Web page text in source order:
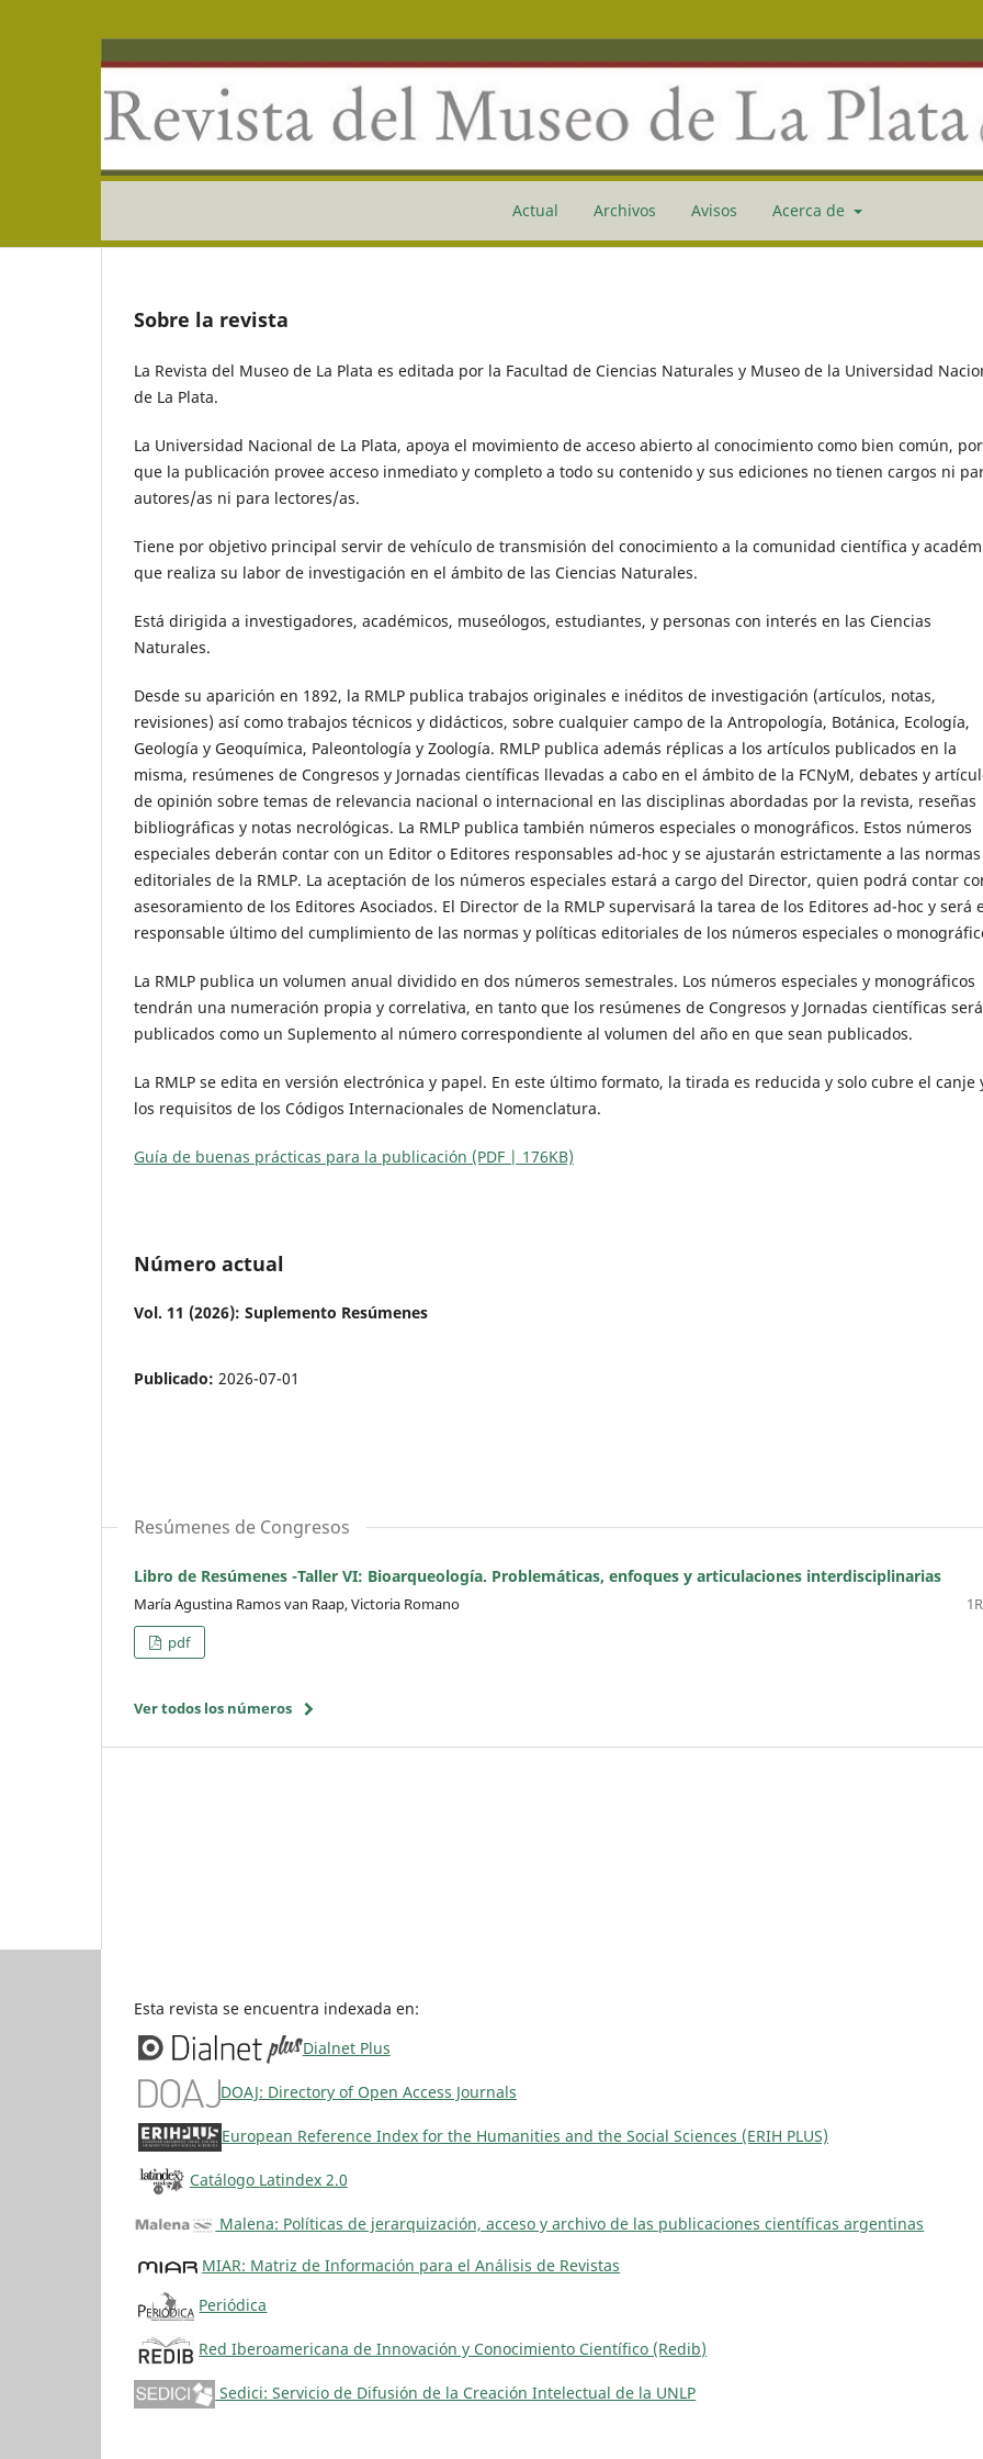
Actual Archivos Avisos Acerca de
Sobre la revista
La Revista del Museo de La Plata es editada por la Facultad de Ciencias Naturales y Museo de la Universidad
de La Plata.
La Universidad Nacional de La Plata, apoya el movimiento de acceso abierto al conocimiento como bien común,
que la publicación provee acceso inmediato y completo a todo su contenido y sus ediciones no tienen cargos ni
autores/as ni para lectores/as.
Tiene por objetivo principal servir de vehículo de transmisión del conocimiento a la comunidad científica y
que realiza su labor de investigación en el ámbito de las Ciencias Naturales.
Está dirigida a investigadores, académicos, museólogos, estudiantes, y personas con interés en las Ciencias
Naturales.
Desde su aparición en 1892, la RMLP publica trabajos originales e inéditos de investigación (artículos, notas,
revisiones) así como trabajos técnicos y didácticos, sobre cualquier campo de la Antropología, Botánica, Ecología,
Geología y Geoquímica, Paleontología y Zoología. RMLP publica además réplicas a los artículos publicados en la
misma, resúmenes de Congresos y Jornadas científicas llevadas a cabo en el ámbito de la FCNyM, debates y
de opinión sobre temas de relevancia nacional o internacional en las disciplinas abordadas por la revista, reseñas
bibliográficas y notas necrológicas. La RMLP publica también números especiales o monográficos. Estos números
especiales deberán contar con un Editor o Editores responsables ad-hoc y se ajustarán estrictamente a las normas
editoriales de la RMLP. La aceptación de los números especiales estará a cargo del Director, quien podrá contar
asesoramiento de los Editores Asociados. El Director de la RMLP supervisará la tarea de los Editores ad-hoc y será
responsable último del cumplimiento de las normas y políticas editoriales de los números especiales o
La RMLP publica un volumen anual dividido en dos números semestrales. Los números especiales y monográficos
tendrán una numeración propia y correlativa, en tanto que los resúmenes de Congresos y Jornadas científicas
publicados como un Suplemento al número correspondiente al volumen del año en que sean publicados.
La RMLP se edita en versión electrónica y papel. En este último formato, la tirada es reducida y solo cubre el canje
los requisitos de los Códigos Internacionales de Nomenclatura.
Guía de buenas prácticas para la publicación (PDF | 176KB)
Número actual
Vol. 11 (2026): Suplemento Resúmenes
Publicado: 2026-07-01
Resúmenes de Congresos
Libro de Resúmenes -Taller VI: Bioarqueología. Problemáticas, enfoques y articulaciones interdisciplinarias
María Agustina Ramos van Raap, Victoria Romano
pdf
Ver todos los números
Esta revista se encuentra indexada en:
Dialnet Plus
DOAJ: Directory of Open Access Journals
European Reference Index for the Humanities and the Social Sciences (ERIH PLUS)
Catálogo Latindex 2.0
Malena: Políticas de jerarquización, acceso y archivo de las publicaciones científicas argentinas
MIAR: Matriz de Información para el Análisis de Revistas
Periódica
Red Iberoamericana de Innovación y Conocimiento Científico (Redib)
Sedici: Servicio de Difusión de la Creación Intelectual de la UNLP